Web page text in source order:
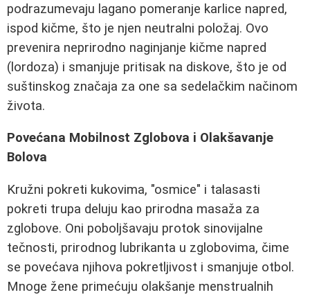
podrazumevaju lagano pomeranje karlice napred,
ispod kičme, što je njen neutralni položaj. Ovo
prevenira neprirodno naginjanje kičme napred
(lordoza) i smanjuje pritisak na diskove, što je od
suštinskog značaja za one sa sedelačkim načinom
života.
Povećana Mobilnost Zglobova i Olakšavanje
Bolova
Kružni pokreti kukovima, "osmice" i talasasti
pokreti trupa deluju kao prirodna masaža za
zglobove. Oni poboljšavaju protok sinovijalne
tečnosti, prirodnog lubrikanta u zglobovima, čime
se povećava njihova pokretljivost i smanjuje otbol.
Mnoge žene primećuju olakšanje menstrualnih